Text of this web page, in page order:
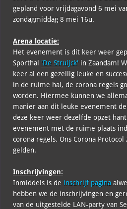
gepland voor vrijdagavond 6 mei
zondagmiddag 8 mei 16u.
Arena locatie:
Het evenement is dit keer weer
Sporthal 'De Struijck' in Zaandam!
keer al een gezellig leuke en
in de ruime hal, de corona regels
worden. Hiermee kunnen we
manier aan dit leuke evenement
deze keer weer dezelfde opzet
evenement met de ruime plaats
corona regels. Ons Corona Protocol
gelden.
Inschrijvingen:
Inmiddels is de inschrijf pagina
hebben we de inschrijvingen en
van de uitgestelde LAN-party van